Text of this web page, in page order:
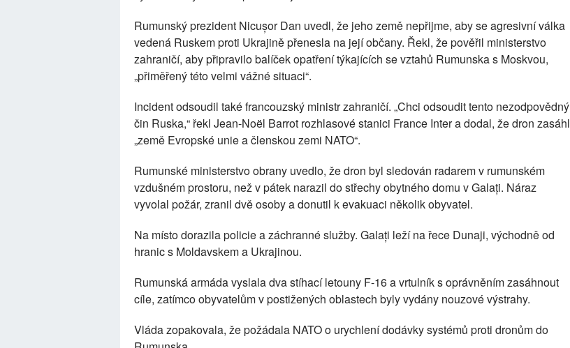
Rumunský prezident Nicușor Dan uvedl, že jeho země nepřijme, aby se agresivní válka
vedená Ruskem proti Ukrajině přenesla na její občany. Řekl, že pověřil ministerstvo
zahraničí, aby připravilo balíček opatření týkajících se vztahů Rumunska s Moskvou,
„přiměřený této velmi vážné situaci“.
Incident odsoudil také francouzský ministr zahraničí. „Chci odsoudit tento nezodpovědný
čin Ruska,“ řekl Jean-Noël Barrot rozhlasové stanici France Inter a dodal, že dron zasáhl
„země Evropské unie a členskou zemi NATO“.
Rumunské ministerstvo obrany uvedlo, že dron byl sledován radarem v rumunském
vzdušném prostoru, než v pátek narazil do střechy obytného domu v Galați. Náraz
vyvolal požár, zranil dvě osoby a donutil k evakuaci několik obyvatel.
Na místo dorazila policie a záchranné služby. Galați leží na řece Dunaji, východně od
hranic s Moldavskem a Ukrajinou.
Rumunská armáda vyslala dva stíhací letouny F-16 a vrtulník s oprávněním zasáhnout
cíle, zatímco obyvatelům v postižených oblastech byly vydány nouzové výstrahy.
Vláda zopakovala, že požádala NATO o urychlení dodávky systémů proti dronům do